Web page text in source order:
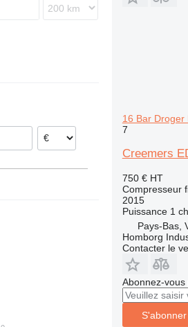
16 Bar Droger
7
Creemers
750 € HT
Compresseur
2015
Puissance 1
Pays-Bas,
Homborg
Contacter le
Abonnez-
S'abonner